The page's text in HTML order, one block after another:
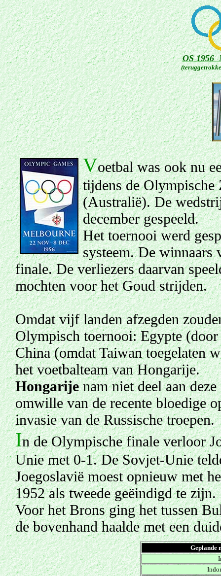
OS 1956
Voetbal was ook nu
tijdens de Olympische
(Australië). De
december gespeeld.
Het toernooi werd
systeem. De winnaars
finale. De verliezers daarvan
mochten voor het Goud strijden.
Omdat vijf landen afzegden
Olympisch toernooi: Egypte
China (omdat Taiwan toegelaten
het voetbalteam van Hongarije.
Hongarijenam niet deel aan
omwille van de recente bloedige
invasie van de Russische troepen.
In de Olympische finale verloor
Unie met 0-1. De Sovjet-Unie
Joegoslavië moest opnieuw met
1952 als tweede geëindigd te zijn.
Voor het Brons ging het tussen
de bovenhand haalde met een
Geplande